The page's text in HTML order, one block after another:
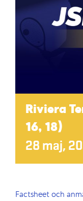
Riviera
16, 18)
28 maj,
Factsheet och